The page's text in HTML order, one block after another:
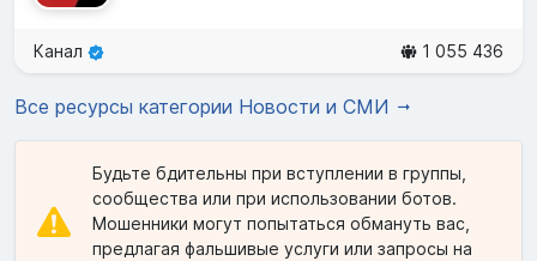
Канал 1 055 436
Все ресурсы категории Новости и СМИ
Будьте бдительны при вступлении в группы,
сообщества или при использовании ботов.
Мошенники могут попытаться обмануть вас,
предлагая фальшивые услуги или запросы на